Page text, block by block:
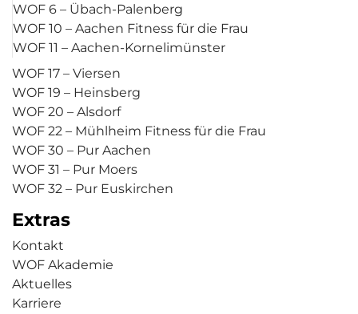
WOF 6 – Übach-Palenberg
WOF 10 – Aachen Fitness für die Frau
WOF 11 – Aachen-Kornelimünster
WOF 17 – Viersen
WOF 19 – Heinsberg
WOF 20 – Alsdorf
WOF 22 – Mühlheim Fitness für die Frau
WOF 30 – Pur Aachen
WOF 31 – Pur Moers
WOF 32 – Pur Euskirchen
Extras
Kontakt
WOF Akademie
Aktuelles
Karriere